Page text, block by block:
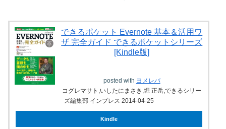
できるポケット Evernote 基本＆活用ワ
ザ 完全ガイド できるポケットシリーズ
[Kindle版]
posted with ヨメレバ
コグレマサト,いしたにまさき,堀 正岳,できるシリー
ズ編集部 インプレス 2014-04-25
Kindle